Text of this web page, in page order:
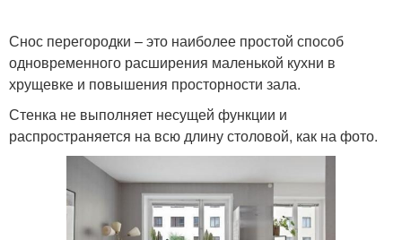
Снос перегородки – это наиболее простой способ
одновременного расширения маленькой кухни в
хрущевке и повышения просторности зала.
Стенка не выполняет несущей функции и
распространяется на всю длину столовой, как на фото.